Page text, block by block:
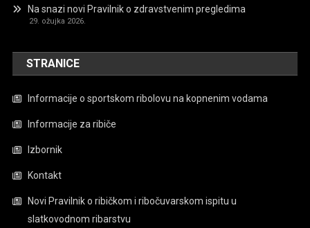
Na snazi novi Pravilnik o zdravstvenim pregledima
29. ožujka 2026.
STRANICE
Informacije o sportskom ribolovu na kopnenim vodama
Informacije za ribiče
Izbornik
Kontakt
Novi Pravilnik o ribičkom i ribočuvarskom ispitu u
slatkovodnom ribarstvu